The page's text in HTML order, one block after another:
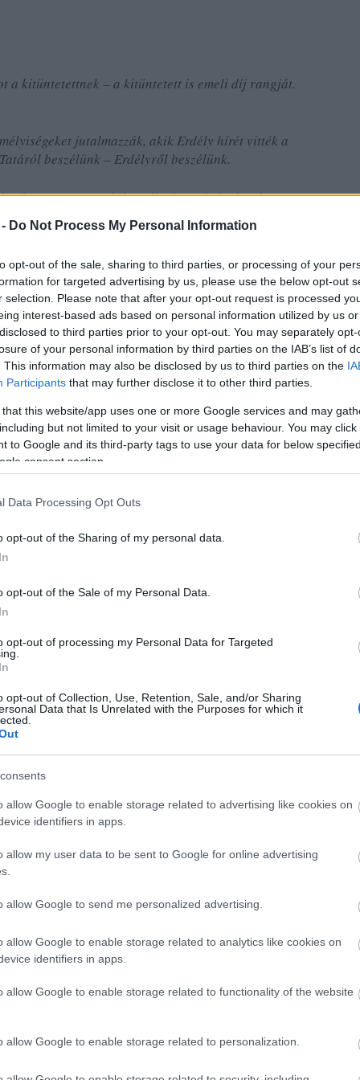
Do Not Process My Personal Information
opt-out of the sale, sharing to third parties, or processing of your
for targeted advertising by us, please use the below opt-out
selection. Please note that after your opt-out request is processed
interest-based ads based on personal information utilized by us
to third parties prior to your opt-out. You may separately
of your personal information by third parties on the IAB’s list of
This information may also be disclosed by us to third parties on the
Participants that may further disclose it to other third parties.
that this website/app uses one or more Google services and may
but not limited to your visit or usage behaviour. You may
to Google and its third-party tags to use your data for below
consent section.
Data Processing Opt Outs
opt-out of the Sharing of my personal data.
opt-out of the Sale of my Personal Data.
opt-out of processing my Personal Data for Targeted
opt-out of Collection, Use, Retention, Sale, and/or Sharing
Data that Is Unrelated with the Purposes for which it
allow Google to enable storage related to advertising like cookies on
identifiers in apps.
allow my user data to be sent to Google for online advertising
allow Google to send me personalized advertising.
allow Google to enable storage related to analytics like cookies on
identifiers in apps.
allow Google to enable storage related to functionality of the website
allow Google to enable storage related to personalization.
a kitüntetettnek – a kitüntetett is emeli díj rangját.
jutalmazzák, akik Erdély hírét vitték a
beszélünk – Erdélyről beszélünk.
– az anyaországban élte le - mindenhová
Erdélytől kapott. Azt a kultúrát, amelyet már
gyűjtőként alaposan megismert, s amelyet
osztani.
az ábrándos, magyarkodó, tévképzetekben élő,
amely Nováknak sajátja lett - és maradt.
három-négy nyelven a szamosújvári
a román pásztor a besztercei börtönben, ahol
a csíki fiuk a besztercei gimnázium
a Bihari Táncegyüttest, amelyet ma is
rá: lassan hét évtizede lesz annak, hogy
együtt - kétszázötvenen vannak.
a közösséget, tudta, hogy a népi kultúra
egy erdélyi faluba vitte, a világtól elzárt s akkor
hogy szakdolgozata - a táncházáról később
szerepéről íródott.
az erdélyi gyűjtésekkel indult. S ehhez a
hűséges maradt.
művészegyüttesének, a Honvéd Együttesnek
egyik legelső műsora, a Tíz magyar
gazdagságát bizonyította. És ez az indulás
jellemző volt: meghívta társszerzőnek korának
módon gondolkodtak a néptáncról, a
az amatőr, vagy hivatásos együttes, szakmai
csak a szülőföld kultúráját hozta, hanem azt a
és közösségben gondolkodott.
akik a néptáncot nemcsak anyanyelvnek
is. Azt hirdették, hogy ebből az anyanyelvből
létrehozni, mint ahogy a zene, a film vagy az
nagyműveltségű emberként az antik
mindenütt talált ihletőkre, hogy saját
többek közt olyan művei, mint az Antigoné, a
regényből készült Passió.
Táncszínház nemrég újította fel a
több mint harminc éve született – s amely